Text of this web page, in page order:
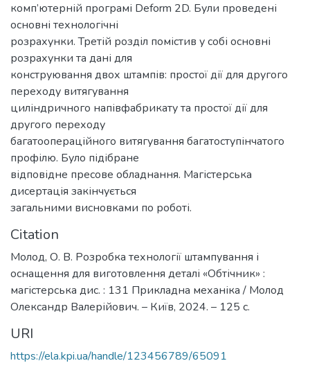
комп’ютерній програмі Deform 2D. Були проведені
основні технологічні
розрахунки. Третій розділ помістив у собі основні
розрахунки та дані для
конструювання двох штампів: простої дії для другого
переходу витягування
циліндричного напівфабрикату та простої дії для
другого переходу
багатоопераційного витягування багатоступінчатого
профілю. Було підібране
відповідне пресове обладнання. Магістерська
дисертація закінчується
загальними висновками по роботі.
Citation
Молод, О. В. Розробка технології штампування і
оснащення для виготовлення деталі «Обтічник» :
магістерська дис. : 131 Прикладна механіка / Молод
Олександр Валерійович. – Київ, 2024. – 125 с.
URI
https://ela.kpi.ua/handle/123456789/65091